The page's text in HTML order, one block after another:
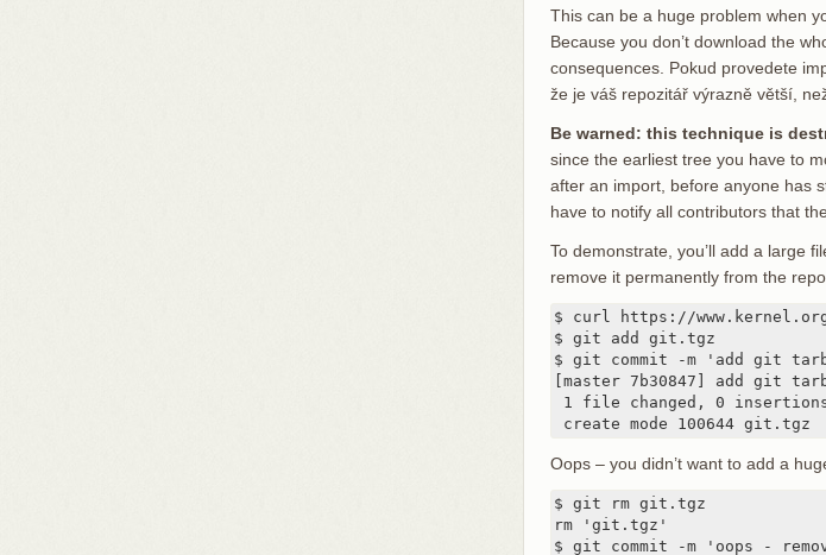
This can be a huge problem when
Because you don’t download the
consequences. Pokud provedete
že je váš repozitář výrazně větší,
Be warned: this technique is
since the earliest tree you have to
after an import, before anyone has
have to notify all contributors that
To demonstrate, you’ll add a large
remove it permanently from the
$ curl https://
$ git add git.tgz
$ git commit -m 'add git
[master 7b30847] add git
1 file changed, 0
create mode 100644 git.tgz
Oops – you didn’t want to add a
$ git rm git.tgz
rm 'git.tgz'
$ git commit -m 'oops -